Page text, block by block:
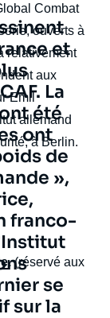
Combat
ouverts à
relativement
aux
Emil
allemand
à Berlin.
et
La
été
ont
de
»,
franco-
se
sur la
.(réservé aux